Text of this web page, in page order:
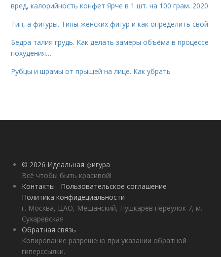
вред, калорийность конфет Ярче в 1 шт. на 100 грам. 2020
Тип, а фигуры. Типы женских фигур и как определить свой
Бедра талия грудь. Как делать замеры объёма в процессе
похудения…
Рубцы и шрамы от прыщей на лице. Как убрать
© 2026 Идеальная фигура
Всё чтобы быть красивой!
Контакты
Пользовательское соглашение
Политика конфидециальности
г. Москва, ЦАО, Мещанский, Пушкарев переулок 7, м.
Сухаревская
Обратная связь
Копирование разрешено при указании обратной
гиперссылки.